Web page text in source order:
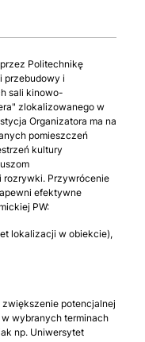
Politechnikę
przebudowy i
sali kinowo-
zlokalizowanego w
Organizatora ma na
pomieszczeń
kultury
rozrywki. Przywrócenie
efektywne
PW:
lokalizacji w obiekcie),
potencjalnej
wybranych terminach
np. Uniwersytet